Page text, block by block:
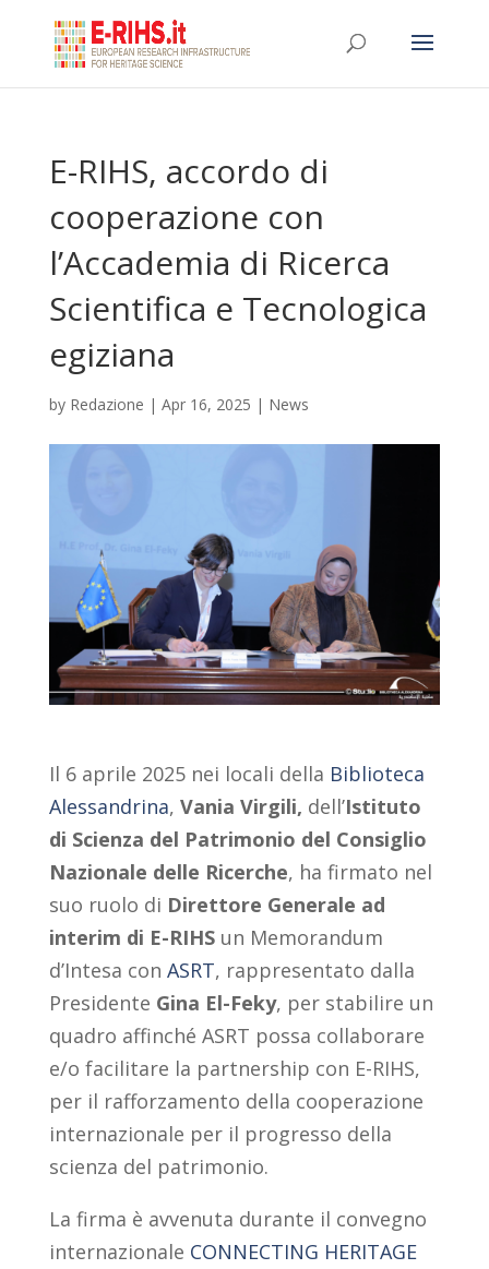
E-RIHS, accordo di
cooperazione con
l’Accademia di Ricerca
Scientifica e Tecnologica
egiziana
by Redazione | Apr 16, 2025 | News
Il 6 aprile 2025 nei locali della Biblioteca
Alessandrina, Vania Virgili, dell’Istituto
di Scienza del Patrimonio del Consiglio
Nazionale delle Ricerche, ha firmato nel
suo ruolo di Direttore Generale ad
interim di E-RIHSun Memorandum
d’Intesa con ASRT, rappresentato dalla
Presidente Gina El-Feky, per stabilire un
quadro affinché ASRT possa collaborare
e/o facilitare la partnership con E-RIHS,
per il rafforzamento della cooperazione
internazionale per il progresso della
scienza del patrimonio.
La firma è avvenuta durante il convegno
internazionale CONNECTING HERITAGE